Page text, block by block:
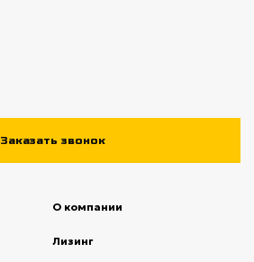
Заказать звонок
О компании
Лизинг(current)